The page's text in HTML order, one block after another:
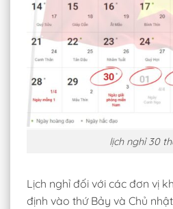
lịch nghỉ 30
Lịch nghỉ đối với các đơn vị
định vào thứ Bảy và Chủ